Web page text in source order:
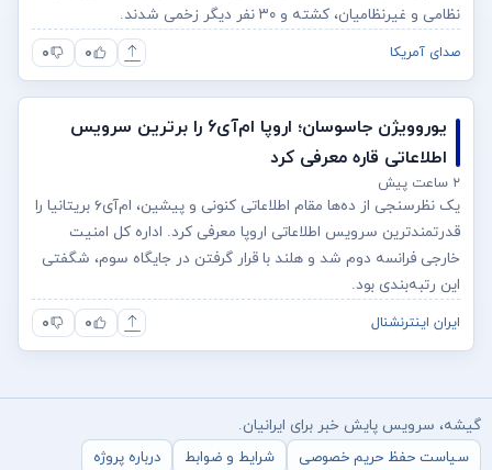
نظامی و غیرنظامیان، کشته و ۳۰ نفر دیگر زخمی شدند.
صدای آمریکا ۰ ۰
یوروویژن جاسوسان؛ اروپا ام‌آی۶ را برترین سرویس
اطلاعاتی قاره معرفی کرد
۲ ساعت پیش
یک نظرسنجی از ده‌ها مقام اطلاعاتی کنونی و پیشین، ام‌آی۶ بریتانیا را
قدرتمندترین سرویس اطلاعاتی اروپا معرفی کرد. اداره کل امنیت
خارجی فرانسه دوم شد و هلند با قرار گرفتن در جایگاه سوم، شگفتی
این رتبه‌بندی بود.
ایران اینترنشنال ۰ ۰
گیشه، سرویس پایش خبر برای ایرانیان.
سیاست حفظ حریم خصوصی
شرایط و ضوابط درباره پروژه